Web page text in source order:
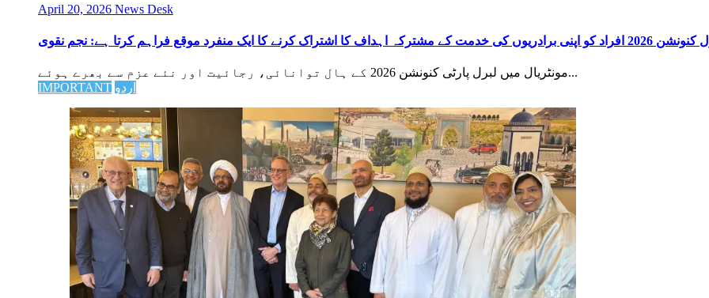
April 20, 2026 News Desk
برادریوں کی خدمت کے مشترکہ اہداف کا اشتراک کرنے کا ایک منفرد موقع فراہم کرتا ہے: نجم نقوی
مونٹریال میں لبرل پارٹی کنونشن 2026 کے ہال توانائی، رجائیت اور نئے عزم سے بھرے ہوئے...
IMPORTANT اردو